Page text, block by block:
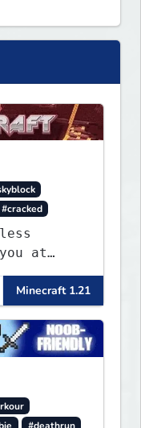
#cracked
at
on a
of
new
Minecraft 1.21
#deathrun